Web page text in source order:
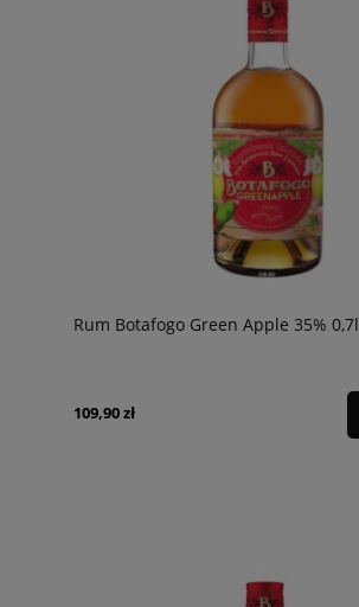
Rum Botafogo Green Apple 35% 0,7l
109,90 zł